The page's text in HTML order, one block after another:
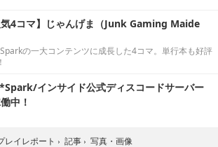
気4コマ】じゃんげま（Junk Gaming Maide
の一大コンテンツに成長した4コマ。単行本も好評
インサイド公式ディスコードサーバー
中！
レイレポート › 記事 › 写真・画像